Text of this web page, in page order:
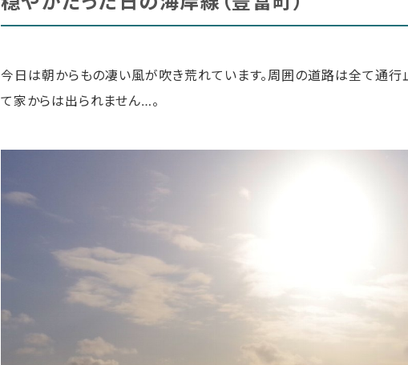
今日は朝からもの凄い風が吹き荒れています。周囲の道路は全て通行
て家からは出られません…。